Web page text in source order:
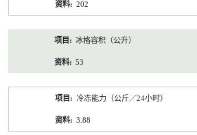
202
冰格容积（公升）
53
冷冻能力（公斤／24小时）
3.88